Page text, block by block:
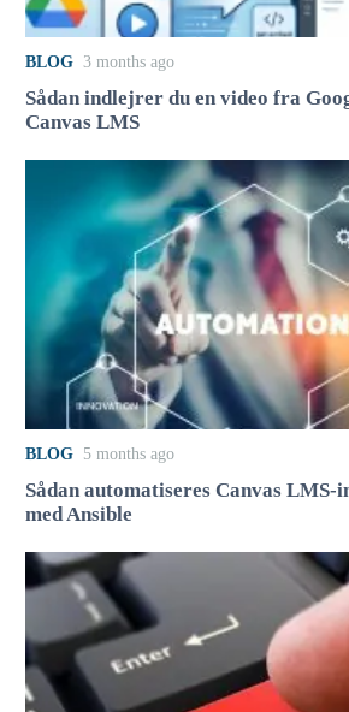
BLOG 3 months ago
Sådan indlejrer du en video fra
Canvas LMS
BLOG 5 months ago
Sådan automatiseres Canvas LMS-
med Ansible